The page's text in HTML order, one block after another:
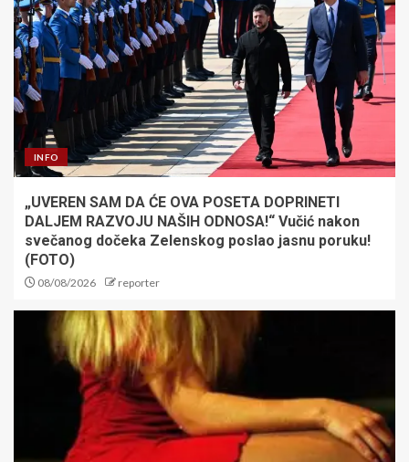
INFO
„UVEREN SAM DA ĆE OVA POSETA DOPRINETI
DALJEM RAZVOJU NAŠIH ODNOSA!“ Vučić nakon
svečanog dočeka Zelenskog poslao jasnu poruku!
(FOTO)
08/08/2026 reporter